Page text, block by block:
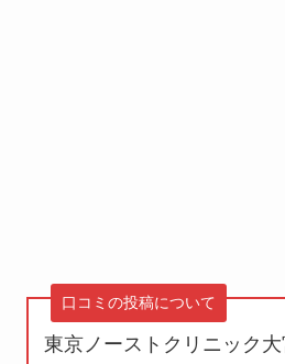
口コミの投稿について
東京ノーストクリニック